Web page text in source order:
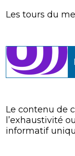
Les tours du
Le contenu de
l’exhaustivité
informatif